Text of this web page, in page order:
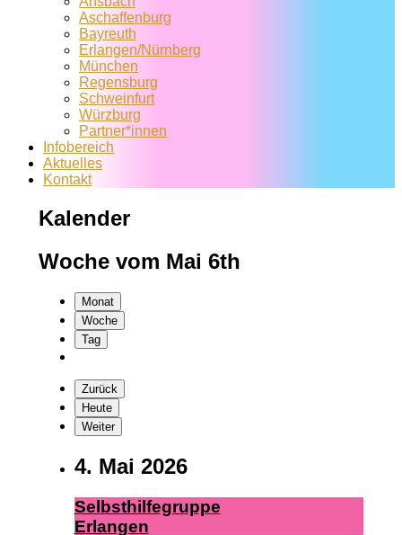
Aschaffenburg
Bayreuth
Erlangen/Nürnberg
München
Regensburg
Schweinfurt
Würzburg
Partner*innen
Infobereich
Aktuelles
Kontakt
Kalender
Woche vom Mai 6th
Monat
Woche
Tag
Zurück
Heute
Weiter
4. Mai 2026
Selbst­hil­fe­grup­pe
Er­lan­gen